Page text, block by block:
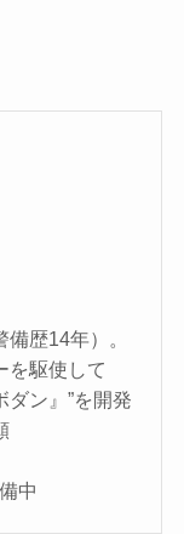
歴14年）。
を駆使して
ダン』”を開発
中